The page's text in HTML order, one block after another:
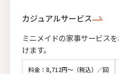
カジュアルサービス
ミニメイドの家事サービス
けます。
料金：8,712円～（税込）／回